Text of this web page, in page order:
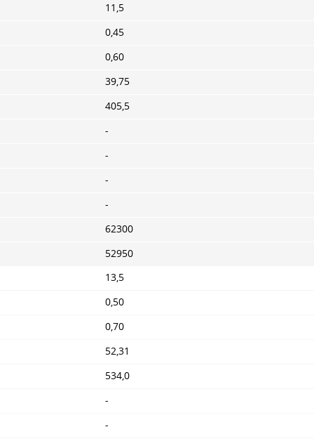
11,5
0,45
0,60
39,75
405,5
-
-
-
-
62300
52950
13,5
0,50
0,70
52,31
534,0
-
-